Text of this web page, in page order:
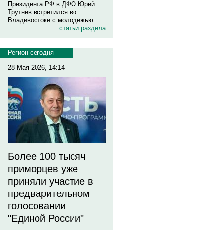
Президента РФ в ДФО Юрий
Трутнев встретился во
Владивостоке с молодежью.
статьи раздела
Регион сегодня
28 Мая 2026, 14:14
Более 100 тысяч
приморцев уже
приняли участие в
предварительном
голосовании
"Единой России"